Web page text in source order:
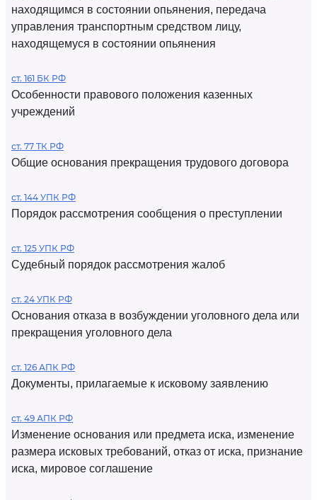
находящимся в состоянии опьянения, передача
управления транспортным средством лицу,
находящемуся в состоянии опьянения
ст. 161 БК РФ
Особенности правового положения казенных
учреждений
ст. 77 ТК РФ
Общие основания прекращения трудового договора
ст. 144 УПК РФ
Порядок рассмотрения сообщения о преступлении
ст. 125 УПК РФ
Судебный порядок рассмотрения жалоб
ст. 24 УПК РФ
Основания отказа в возбуждении уголовного дела или
прекращения уголовного дела
ст. 126 АПК РФ
Документы, прилагаемые к исковому заявлению
ст. 49 АПК РФ
Изменение основания или предмета иска, изменение
размера исковых требований, отказ от иска, признание
иска, мировое соглашение